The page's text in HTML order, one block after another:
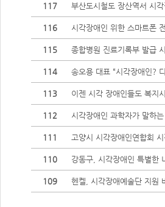
117 부산도시철도 장산역서 시
116 시각장애인 위한 스마트폰
115 종합병원 진료기록부 발급
114 송오용 대표 “시각장애인?
113 이젠 시각 장애인들도 복
112 시각장애인 과학자가 말하
111 고양시 시각장애인연합회
110 강동구, 시각장애인 특별
109 헨켈, 시각장애예술단 지